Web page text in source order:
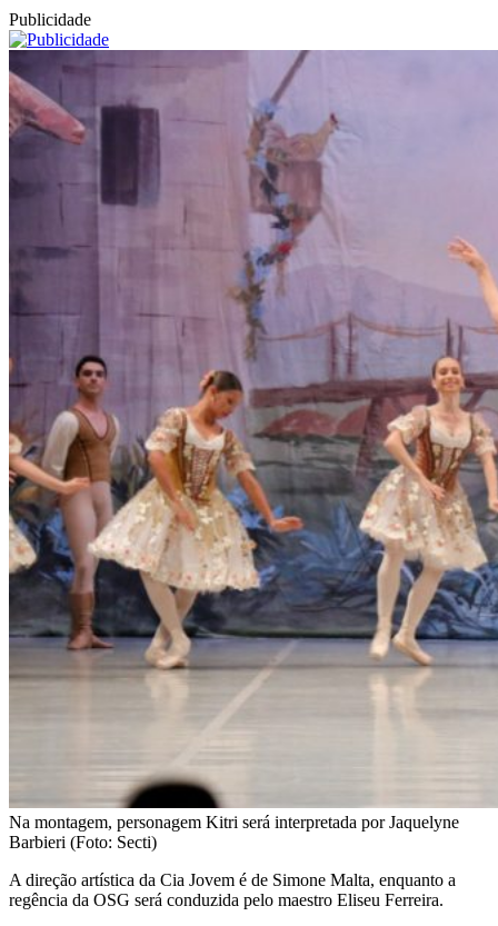
Publicidade
Na montagem, personagem Kitri será interpretada por Jaquelyne
Barbieri (Foto: Secti)
A direção artística da Cia Jovem é de Simone Malta, enquanto a
regência da OSG será conduzida pelo maestro Eliseu Ferreira.